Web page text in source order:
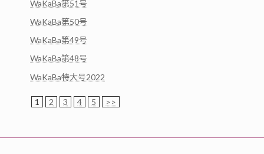
WaKaBa第51号
WaKaBa第50号
WaKaBa第49号
WaKaBa第48号
WaKaBa特大号2022
1 2 3 4 5 >>